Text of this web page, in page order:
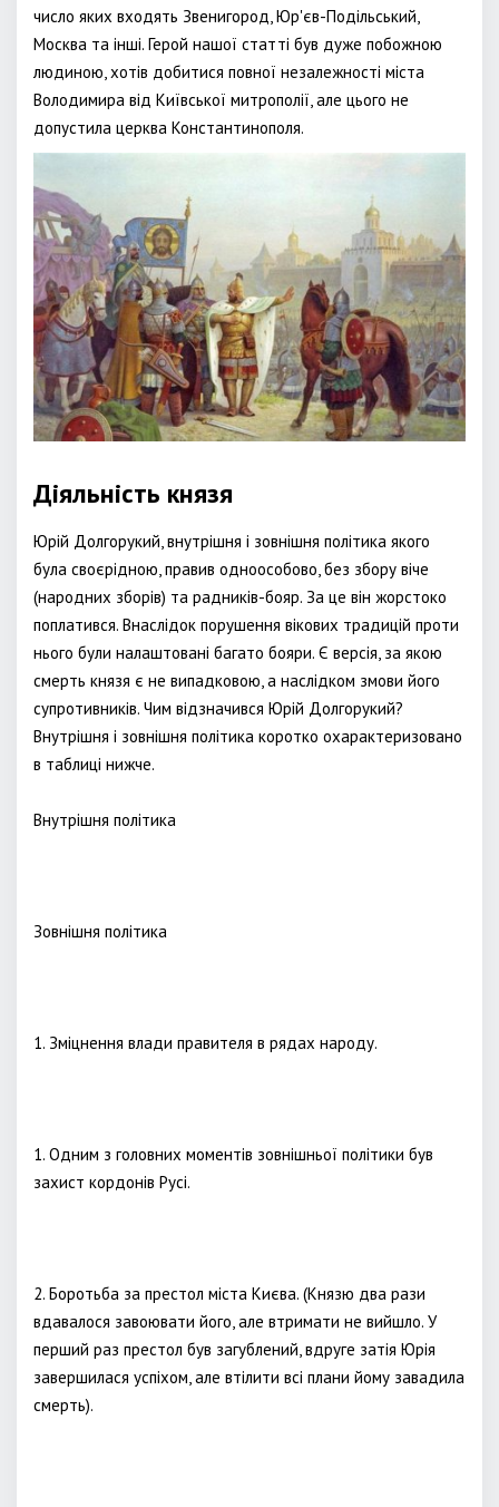
число яких входять Звенигород, Юр'єв-Подільський,
Москва та інші. Герой нашої статті був дуже побожною
людиною, хотів добитися повної незалежності міста
Володимира від Київської митрополії, але цього не
допустила церква Константинополя.
Діяльність князя
Юрій Долгорукий, внутрішня і зовнішня політика якого
була своєрідною, правив одноособово, без збору віче
(народних зборів) та радників-бояр. За це він жорстоко
поплатився. Внаслідок порушення вікових традицій проти
нього були налаштовані багато бояри. Є версія, за якою
смерть князя є не випадковою, а наслідком змови його
супротивників. Чим відзначився Юрій Долгорукий?
Внутрішня і зовнішня політика коротко охарактеризовано
в таблиці нижче.
Внутрішня політика
Зовнішня політика
1. Зміцнення влади правителя в рядах народу.
1. Одним з головних моментів зовнішньої політики був
захист кордонів Русі.
2. Боротьба за престол міста Києва. (Князю два рази
вдавалося завоювати його, але втримати не вийшло. У
перший раз престол був загублений, вдруге затія Юрія
завершилася успіхом, але втілити всі плани йому завадила
смерть).